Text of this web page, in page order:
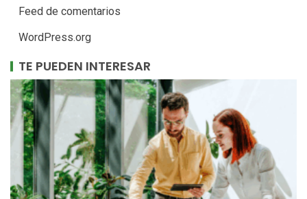
Feed de comentarios
WordPress.org
TE PUEDEN INTERESAR